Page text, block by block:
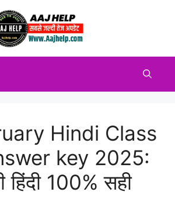
Hindi Class
key 2025:
हिंदी 100% सही